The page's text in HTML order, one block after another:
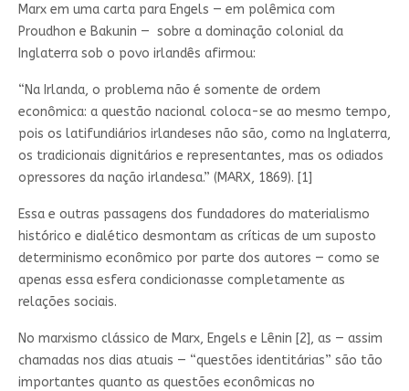
Marx em uma carta para Engels — em polêmica com
Proudhon e Bakunin — sobre a dominação colonial da
Inglaterra sob o povo irlandês afirmou:
“Na Irlanda, o problema não é somente de ordem
econômica: a questão nacional coloca-se ao mesmo tempo,
pois os latifundiários irlandeses não são, como na Inglaterra,
os tradicionais dignitários e representantes, mas os odiados
opressores da nação irlandesa.” (MARX, 1869). [1]
Essa e outras passagens dos fundadores do materialismo
histórico e dialético desmontam as críticas de um suposto
determinismo econômico por parte dos autores — como se
apenas essa esfera condicionasse completamente as
relações sociais.
No marxismo clássico de Marx, Engels e Lênin [2], as — assim
chamadas nos dias atuais — “questões identitárias” são tão
importantes quanto as questões econômicas no